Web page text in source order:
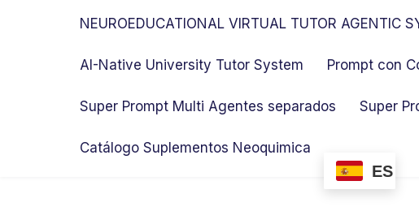
NEUROEDUCATIONAL VIRTUAL TUTOR AGENTIC
AI-Native University Tutor System Prompt con
Super Prompt Multi Agentes separados Super
Catálogo Suplementos Neoquimica
ES